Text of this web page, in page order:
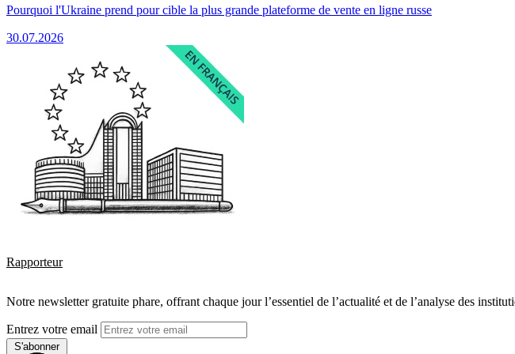
Pourquoi l'Ukraine prend pour cible la plus grande plateforme de vente en ligne russe
30.07.2026
Rapporteur
Notre newsletter gratuite phare, offrant chaque jour l’essentiel de l’actualité et de l’analyse des
Entrez votre email
S'abonner